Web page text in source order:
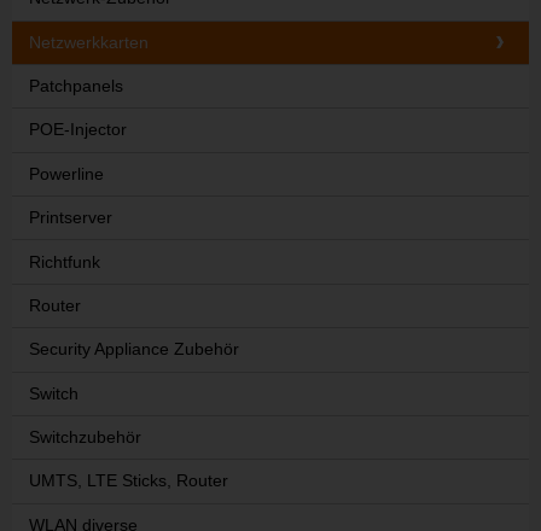
Netzwerkkarten
Patchpanels
POE-Injector
Powerline
Printserver
Richtfunk
Router
Security Appliance Zubehör
Switch
Switchzubehör
UMTS, LTE Sticks, Router
WLAN diverse